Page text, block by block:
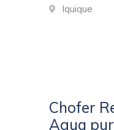
Iquique
Chofer
Agua